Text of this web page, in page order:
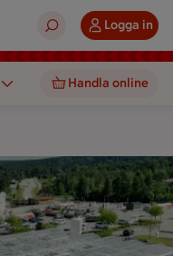
Logga in
Handla online
parkering står